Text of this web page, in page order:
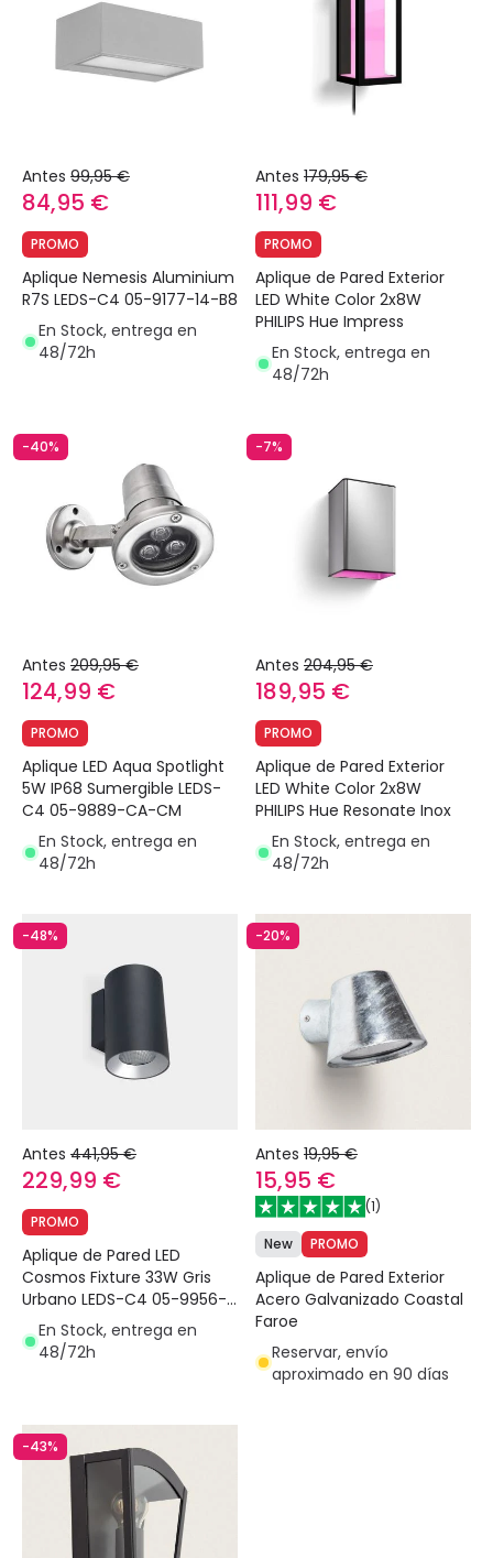
Antes 99,95 €
84,95 €
PROMO
Aplique Nemesis Aluminium
R7S LEDS-C4 05-9177-14-B8
En Stock, entrega en
48/72h
Antes 179,95 €
111,99 €
PROMO
Aplique de Pared Exterior
LED White Color 2x8W
PHILIPS Hue Impress
En Stock, entrega en
48/72h
-40%
Antes 209,95 €
124,99 €
PROMO
Aplique LED Aqua Spotlight
5W IP68 Sumergible LEDS-
C4 05-9889-CA-CM
En Stock, entrega en
48/72h
-7%
Antes 204,95 €
189,95 €
PROMO
Aplique de Pared Exterior
LED White Color 2x8W
PHILIPS Hue Resonate Inox
En Stock, entrega en
48/72h
-48%
Antes 441,95 €
229,99 €
PROMO
Aplique de Pared LED
Cosmos Fixture 33W Gris
Urbano LEDS-C4 05-9956-
Z5-CM
En Stock, entrega en
48/72h
-20%
Antes 19,95 €
15,95 €
(1)
New
PROMO
Aplique de Pared Exterior
Acero Galvanizado Coastal
Faroe
Reservar, envío
aproximado en 90 días
-43%